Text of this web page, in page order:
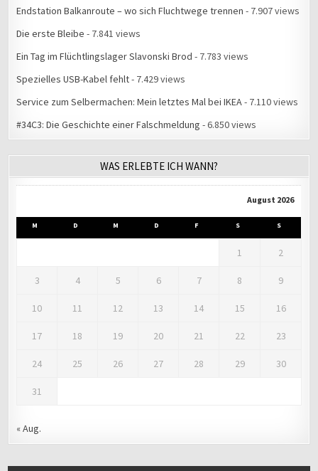
Endstation Balkanroute – wo sich Fluchtwege trennen - 7.907 views
Die erste Bleibe - 7.841 views
Ein Tag im Flüchtlingslager Slavonski Brod - 7.783 views
Spezielles USB-Kabel fehlt- 7.429 views
Service zum Selbermachen: Mein letztes Mal bei IKEA- 7.110 views
#34C3: Die Geschichte einer Falschmeldung - 6.850 views
WAS ERLEBTE ICH WANN?
August 2026
M D M D F S S
1 2
3 4 5 6 7 8 9
10 11 12 13 14 15 16
17 18 19 20 21 22 23
24 25 26 27 28 29 30
31
« Aug.